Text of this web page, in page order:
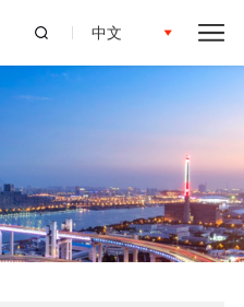
中文